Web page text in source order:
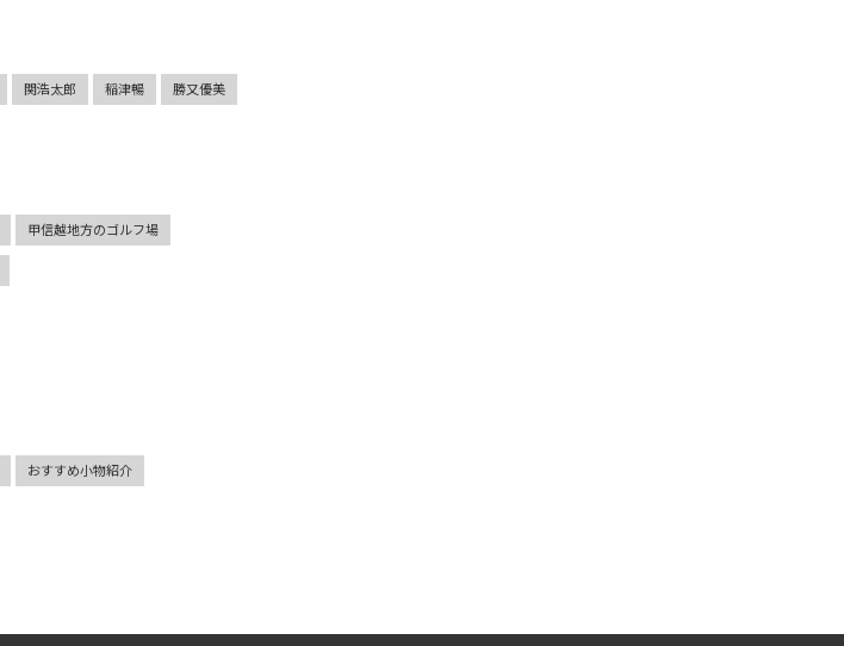
関浩太郎 稲津暢 勝又優美
甲信越地方のゴルフ場
おすすめ小物紹介